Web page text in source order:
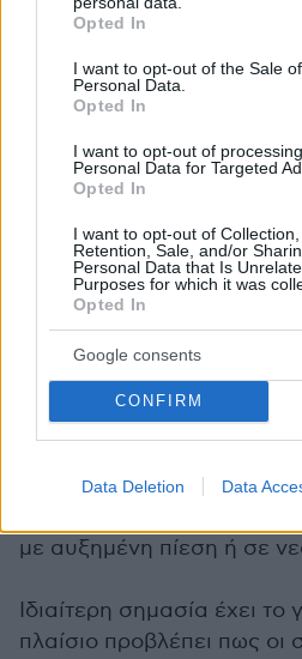
grant or deny consent to Google
use your data for below specified
consent section.
Opted In
I want to opt-out of the Sale
Personal Data.
Opted In
I want to opt-out of
Personal Data for Targeted
Opted In
I want to opt-out of Collection,
Retention, Sale, and/or
Personal Data that Is
Purposes for which it was
Opted In
Google consents
CONFIRM
Data Deletion Data
υπερτουρισμό και τη
Μεταξύ των μέτρων που
μπορούν να θεσπιστούν με
ρυθμίσεις
- ο καθορισμός όρων
βραχυχρόνια μίσθωση,
- περιορισμοί στη
- η δημιουργία
απαγόρευσης ή
δραστηριότητας,
- καθώς και περιορισμοί
με αυξημένη πίεση ή σε
Ιδιαίτερη σημασία έχει το
πλαίσιο προβλέπει πως οι